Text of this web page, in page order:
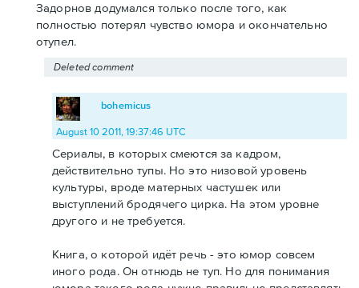
Задорнов додумался только после того, как
полностью потерял чувство юмора и окончательно
отупел.
Deleted comment
bohemicus
August 10 2011, 19:37:46 UTC
Сериалы, в которых смеются за кадром,
действительно тупы. Но это низовой уровень
культуры, вроде матерных частушек или
выступлений бродячего цирка. На этом уровне
другого и не требуется.
Книга, о которой идёт речь - это юмор совсем
иного рода. Он отнюдь не туп. Но для понимания